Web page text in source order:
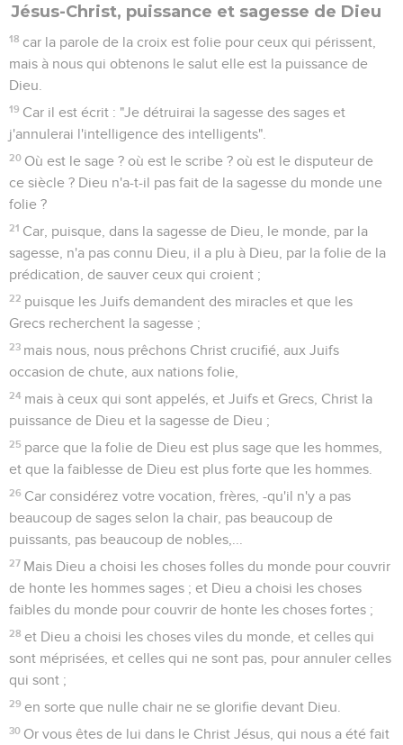
Jésus-Christ, puissance et sagesse de Dieu
18 car la parole de la croix est folie pour ceux qui périssent,
mais à nous qui obtenons le salut elle est la puissance de
Dieu.
19 Car il est écrit : "Je détruirai la sagesse des sages et
j'annulerai l'intelligence des intelligents".
20 Où est le sage ? où est le scribe ? où est le disputeur de
ce siècle ? Dieu n'a-t-il pas fait de la sagesse du monde une
folie ?
21 Car, puisque, dans la sagesse de Dieu, le monde, par la
sagesse, n'a pas connu Dieu, il a plu à Dieu, par la folie de la
prédication, de sauver ceux qui croient ;
22 puisque les Juifs demandent des miracles et que les
Grecs recherchent la sagesse ;
23 mais nous, nous prêchons Christ crucifié, aux Juifs
occasion de chute, aux nations folie,
24 mais à ceux qui sont appelés, et Juifs et Grecs, Christ la
puissance de Dieu et la sagesse de Dieu ;
25 parce que la folie de Dieu est plus sage que les hommes,
et que la faiblesse de Dieu est plus forte que les hommes.
26 Car considérez votre vocation, frères, -qu'il n'y a pas
beaucoup de sages selon la chair, pas beaucoup de
puissants, pas beaucoup de nobles,...
27 Mais Dieu a choisi les choses folles du monde pour couvrir
de honte les hommes sages ; et Dieu a choisi les choses
faibles du monde pour couvrir de honte les choses fortes ;
28 et Dieu a choisi les choses viles du monde, et celles qui
sont méprisées, et celles qui ne sont pas, pour annuler celles
qui sont ;
29 en sorte que nulle chair ne se glorifie devant Dieu.
30 Or vous êtes de lui dans le Christ Jésus, qui nous a été fait